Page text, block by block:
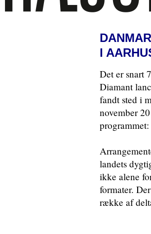
I
Det er snart
Diamant
fandt sted i
november
landets
ikke alene
formater.
række af